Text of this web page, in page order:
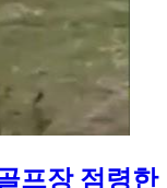
프장 점령한